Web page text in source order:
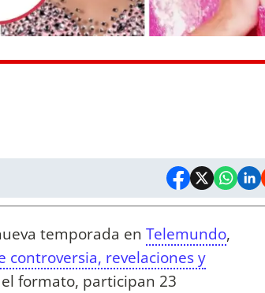
temporada en Telemundo,
controversia, revelaciones y
formato, participan 23